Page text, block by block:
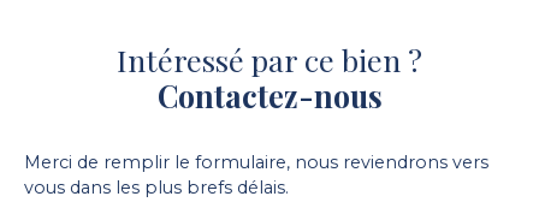
Intéressé par ce bien ?
Contactez-nous
Merci de remplir le formulaire, nous reviendrons vers
vous dans les plus brefs délais.